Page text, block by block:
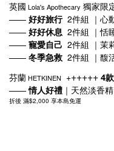
英國 Lola's Apothecary 獨家限
—— 好好旅行 2件組 ｜心
—— 好好休息 2件組 ｜恬
—— 寵愛自己 2件組 ｜茉
—— 冬季急救 2件組 ｜馥
芬蘭 HETKINEN ++++++ 4
——情人好禮 ｜ 天然淡香精
折後 滿$2,000 享本島免運